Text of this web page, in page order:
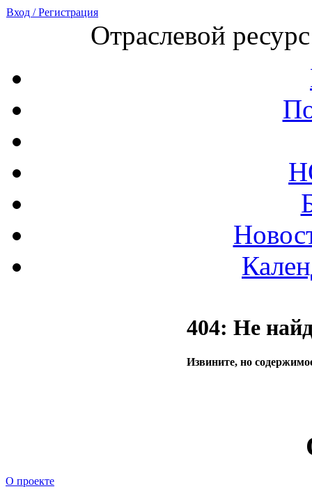
Вход / Регистрация
Отраслевой
404: Не
Извините, но
О проекте